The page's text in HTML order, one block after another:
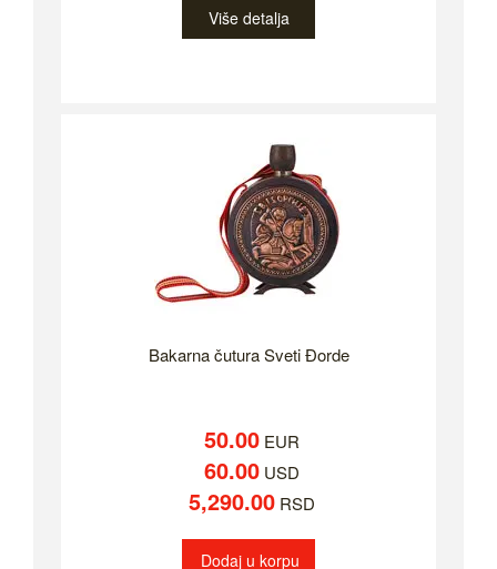
Više detalja
Bakarna čutura Sveti Đorde
50.00EUR
60.00USD
5,290.00RSD
Dodaj u korpu